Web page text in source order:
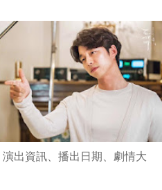
出資訊、播出日期、劇情大